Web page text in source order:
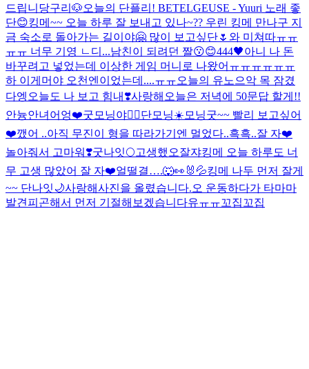
드립니당구리🐶오늘의 단플리! BETELGEUSE - Yuuri 노래 좋
단😊킹메~~ 오늘 하루 잘 보내고 있나~?? 우린 킹메 만나구 지
금 숙소로 돌아가는 길이야🤗 많이 보고싶단🌷 와 미쳐따ㅠㅠ
ㅠㅠ 너무 기영 ㄴ디...남친이 되려던 짤😗😊444🖤아니 나 돈
바꾸려고 넣었는데 이상한 게임 머니로 나왔어ㅠㅠㅠㅠㅠㅠ
하 이게머야 오천엔이었는데....ㅠㅠ오늘의 유노 으악 목 잠겼
다엥 오늘도 나 보고 힘내❣️사랑해 오늘은 저녁에 50문답 할게!!
안늉안녀어엉❤️굿모닝야❤️‍🔥단모닝☀️ 모닝굿~~ 빨리 보고싶어
❤️깼어 ..아직 무진이 형을 따라가기엔 멀었다..흑흑..잘 자❤️
놀아줘서 고마워❣️굿나잇🌕고생했오잘쟈킹메 오늘 하루도 너
무 고생 많았어 잘 자❤️얼떨결….🐺👀🐰💦킹메 나두 먼저 잘게
~~ 단나잇🌙사랑해사진을 올렸습니다.오 운동하다가 타마마
발견 피곤해서 먼저 기절해보겠습니다유ㅠㅠ꼬집꼬집